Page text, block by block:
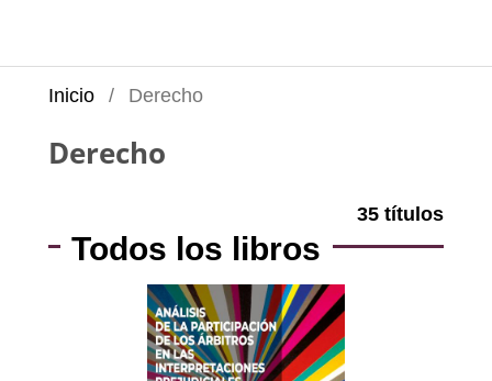
Inicio / Derecho
Derecho
35 títulos
Todos los libros